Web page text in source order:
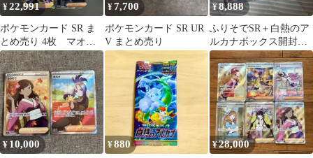
¥22,991
ポケモンカード SR ま
とめ売り 4枚 マオ
ふりそで ナンジャ
モ カシオペア
¥7,700
ポケモンカード SR UR
V まとめ売り
¥8,888
ふりそでSR＋白熱のア
ルカナボックス開封済
み中身あり
¥ 10,000 ¥880 ¥28,000